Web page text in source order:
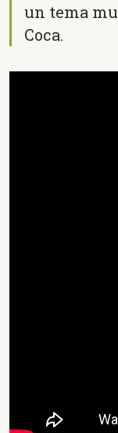
un tema
Coca.